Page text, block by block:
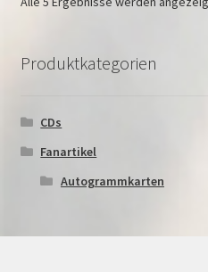
Produktkategorien
CDs
Fanartikel
Autogrammkarten